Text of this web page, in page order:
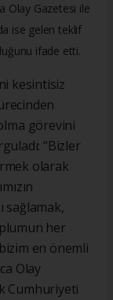
Olay Gazetesi ile
ise gelen teklif
ifade etti.
kesintisiz
görevini
“Bizler
olarak
sağlamak,
her
en önemli
Olay
Cumhuriyeti